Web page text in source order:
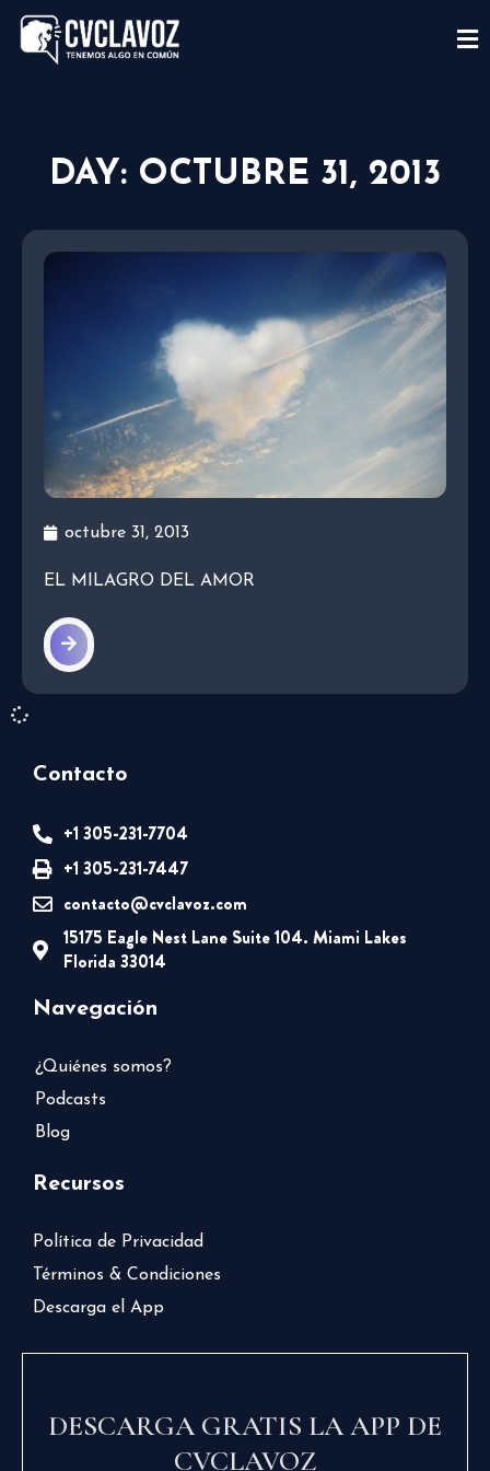
DAY: OCTUBRE 31, 2013
octubre 31, 2013
EL MILAGRO DEL AMOR
Contacto
+1 305-231-7704
+1 305-231-7447
contacto@cvclavoz.com
15175 Eagle Nest Lane Suite 104. Miami Lakes
Florida 33014
Navegación
¿Quiénes somos?
Podcasts
Blog
Recursos
Política de Privacidad
Términos & Condiciones
Descarga el App
DESCARGA GRATIS LA APP DE
CVCLAVOZ